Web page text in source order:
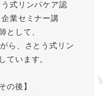
式リンパケア認
業セミナー講
として、
ら、さとう式リン
ています。
の後】